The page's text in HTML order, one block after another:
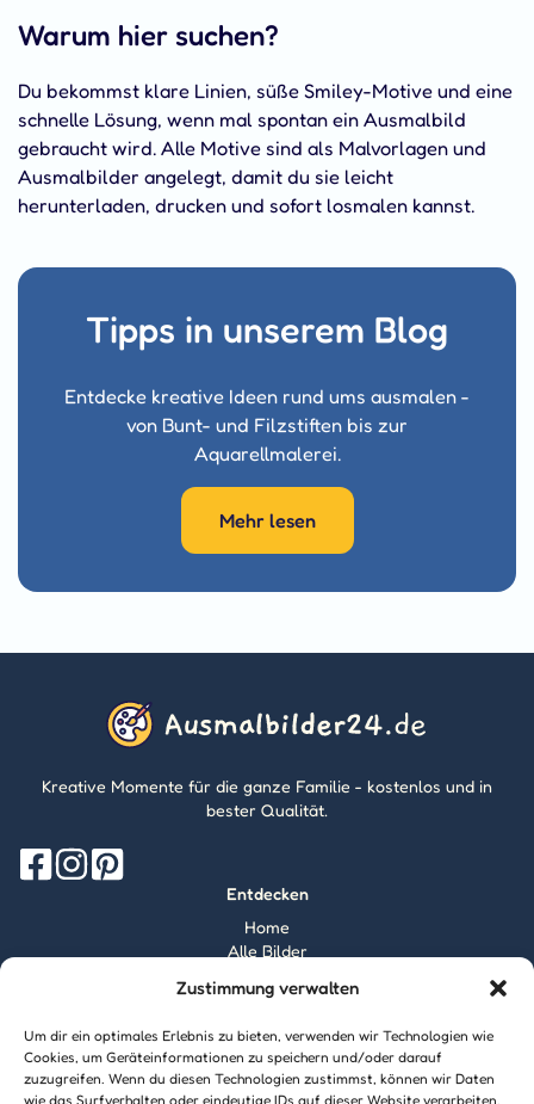
Zustimmung verwalten
Um dir ein optimales Erlebnis zu bieten, verwenden wir Technologien wie
Cookies, um Geräteinformationen zu speichern und/oder darauf
zuzugreifen. Wenn du diesen Technologien zustimmst, können wir Daten
wie das Surfverhalten oder eindeutige IDs auf dieser Website verarbeiten.
Warum hier suchen?
Du bekommst klare Linien, süße Smiley-Motive und eine
schnelle Lösung, wenn mal spontan ein Ausmalbild
gebraucht wird. Alle Motive sind als Malvorlagen und
Ausmalbilder angelegt, damit du sie leicht
herunterladen, drucken und sofort losmalen kannst.
Tipps in unserem Blog
Entdecke kreative Ideen rund ums ausmalen -
von Bunt- und Filzstiften bis zur
Aquarellmalerei.
Mehr lesen
Kreative Momente für die ganze Familie - kostenlos und in
bester Qualität.
Entdecken
Home
Alle Bilder
Information
Über mich
Kontakt
Inhaltsrichtlinien